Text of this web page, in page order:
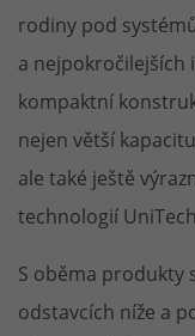
rodiny pod
a nejpokročilejších
kompaktní
nejen větší
ale také ještě
technologií
S oběma produkty
odstavcích níže a